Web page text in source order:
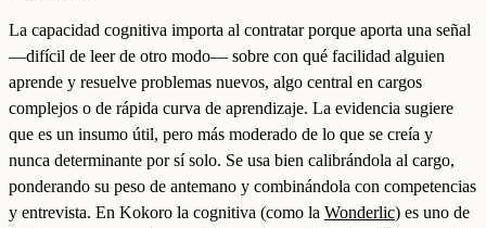
La capacidad cognitiva importa al contratar porque aporta una señal
—difícil de leer de otro modo— sobre con qué facilidad alguien
aprende y resuelve problemas nuevos, algo central en cargos
complejos o de rápida curva de aprendizaje. La evidencia sugiere
que es un insumo útil, pero más moderado de lo que se creía y
nunca determinante por sí solo. Se usa bien calibrándola al cargo,
ponderando su peso de antemano y combinándola con competencias
y entrevista. En Kokoro la cognitiva (como la Wonderlic) es uno de